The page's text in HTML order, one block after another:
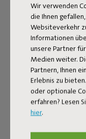
Wir verwenden
die Ihnen
Websiteverkehr
Informationen
unsere Partner
Medien weiter.
Partnern, Ihnen
Erlebnis zu
oder optionale
erfahren? Lesen
hier.
Point Terry gibt
Dieser Frottee-
fühlt sich überall
Esszimmer, aber
Arbeitszimmer.
multifunktional.